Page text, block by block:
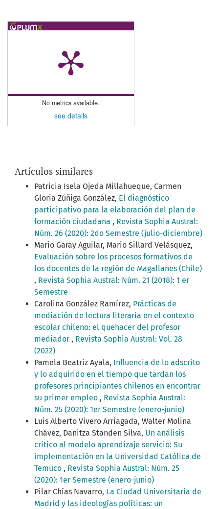
No metrics available.
see details
Artículos similares
Patricia Isela Ojeda Millahueque, Carmen
Gloria Zúñiga González, El diagnóstico
participativo para la elaboración del plan de
formación ciudadana , Revista Sophia Austral:
Núm. 26 (2020): 2do Semestre (julio-diciembre)
Mario Garay Aguilar, Mario Sillard Velásquez,
Evaluación sobre los procesos formativos de
los docentes de la región de Magallanes (Chile)
, Revista Sophia Austral: Núm. 21 (2018): 1 er
Semestre
Carolina González Ramírez, Prácticas de
mediación de lectura literaria en el contexto
escolar chileno: el quehacer del profesor
mediador , Revista Sophia Austral: Vol. 28
(2022)
Pamela Beatriz Ayala, Influencia de lo adscrito
y lo adquirido en el tiempo que tardan los
profesores principiantes chilenos en encontrar
su primer empleo , Revista Sophia Austral:
Núm. 25 (2020): 1er Semestre (enero-junio)
Luis Alberto Vivero Arriagada, Walter Molina
Chávez, Danitza Standen Silva, Un análisis
crítico al modelo aprendizaje servicio: Su
implementación en la Universidad Católica de
Temuco , Revista Sophia Austral: Núm. 25
(2020): 1er Semestre (enero-junio)
Pilar Chías Navarro, La Ciudad Universitaria de
Madrid y las ideologías políticas: un